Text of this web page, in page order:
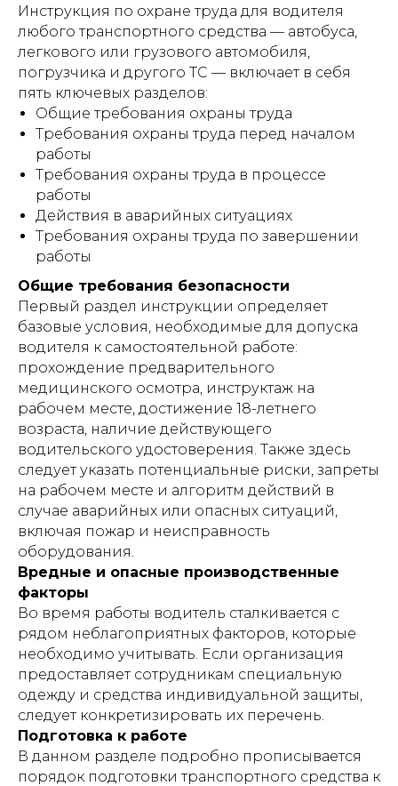
Инструкция по охране труда для водителя
любого транспортного средства — автобуса,
легкового или грузового автомобиля,
погрузчика и другого ТС — включает в себя
пять ключевых разделов:
Общие требования охраны труда
Требования охраны труда перед началом
работы
Требования охраны труда в процессе
работы
Действия в аварийных ситуациях
Требования охраны труда по завершении
работы
Общие требования безопасности
Первый раздел инструкции определяет
базовые условия, необходимые для допуска
водителя к самостоятельной работе:
прохождение предварительного
медицинского осмотра, инструктаж на
рабочем месте, достижение 18-летнего
возраста, наличие действующего
водительского удостоверения. Также здесь
следует указать потенциальные риски, запреты
на рабочем месте и алгоритм действий в
случае аварийных или опасных ситуаций,
включая пожар и неисправность
оборудования.
Вредные и опасные производственные
факторы
Во время работы водитель сталкивается с
рядом неблагоприятных факторов, которые
необходимо учитывать. Если организация
предоставляет сотрудникам специальную
одежду и средства индивидуальной защиты,
следует конкретизировать их перечень.
Подготовка к работе
В данном разделе подробно прописывается
порядок подготовки транспортного средства к